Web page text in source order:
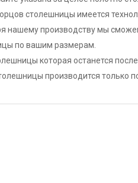
столешницы имеется
нашему производству мы
по вашим размерам.
которая останется
производится только